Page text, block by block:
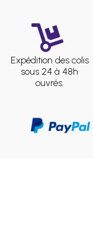
Expédition des colis
sous 24 à 48h
ouvrés.